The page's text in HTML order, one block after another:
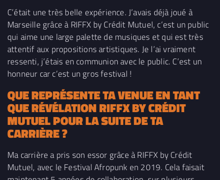
C’était une très belle expérience. J’avais déjà joué à
Marseille grâce à RIFFX by Crédit Mutuel, c’est un public
qui aime une large palette de musiques et qui est très
attentif aux propositions artistiques. Je l’ai vraiment
ressenti, j’étais en communion avec le public. C’est un
honneur car c’est un gros festival !
QUE REPRÉSENTE TA VENUE EN TANT
QUE RÉVÉLATION RIFFX BY CRÉDIT
MUTUEL POUR LA SUITE DE TA
CARRIÈRE ?
Ma carrière a pris son essor grâce à RIFFX by Crédit
Mutuel, avec le Festival Afropunk en 2019. Cela faisait